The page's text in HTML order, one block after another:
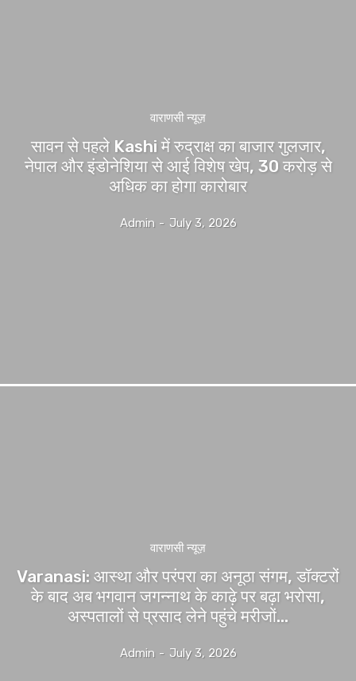
वाराणसी न्यूज़
सावन से पहले Kashi में रुद्राक्ष का बाजार गुलजार,
नेपाल और इंडोनेशिया से आई विशेष खेप, 30 करोड़ से
अधिक का होगा कारोबार
Admin - July 3, 2026
वाराणसी न्यूज़
Varanasi: आस्था और परंपरा का अनूठा संगम, डॉक्टरों
के बाद अब भगवान जगन्नाथ के काढ़े पर बढ़ा भरोसा,
अस्पतालों से प्रसाद लेने पहुंचे मरीजों...
Admin - July 3, 2026